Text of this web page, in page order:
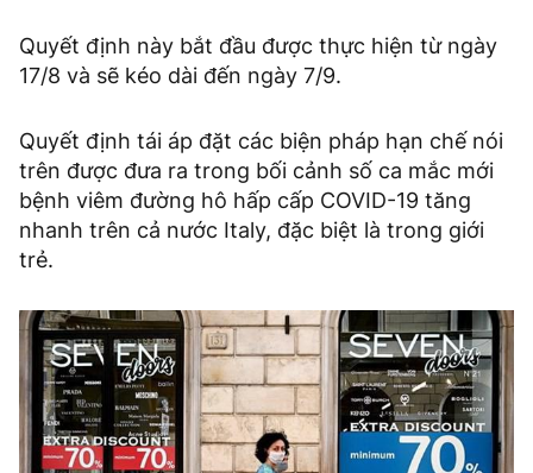
Quyết định này bắt đầu được thực hiện từ ngày
17/8 và sẽ kéo dài đến ngày 7/9.
Quyết định tái áp đặt các biện pháp hạn chế nói
trên được đưa ra trong bối cảnh số ca mắc mới
bệnh viêm đường hô hấp cấp COVID-19 tăng
nhanh trên cả nước Italy, đặc biệt là trong giới
trẻ.